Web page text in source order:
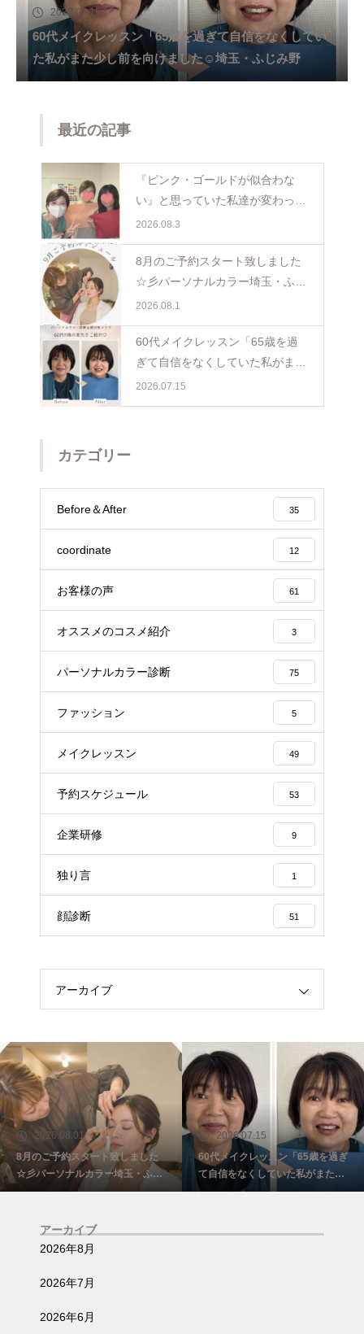
2026.07.15
60代メイクレッスン「65歳を過ぎて自信をなくしてい
た私がまた少し前を向けました☺️埼玉・ふじみ野
最近の記事
『ピンク・ゴールドが似合わな
い』と思っていた私達が変わった
日。親子で体験パーソナルカラー
2026.08.3
8月のご予約スタート致しました
☆彡パーソナルカラー埼玉・ふじ
み野
2026.08.1
60代メイクレッスン「65歳を過
ぎて自信をなくしていた私がまた
少し前を向けました☺️埼玉・ふじ
み野
2026.07.15
カテゴリー
Before＆After 35
coordinate 12
お客様の声 61
オススメのコスメ紹介 3
パーソナルカラー診断 75
ファッション 5
メイクレッスン 49
予約スケジュール 53
企業研修 9
独り言 1
顔診断 51
アーカイブ
2026.08.01
8月のご予約スタート致しました
☆彡パーソナルカラー埼玉・ふじ
み野
2026.07.15
60代メイクレッスン「65歳を過ぎ
て自信をなくしていた私がまた少
し前を向けました☺️埼玉・ふじみ
アーカイブ
2026年8月
2026年7月
2026年6月